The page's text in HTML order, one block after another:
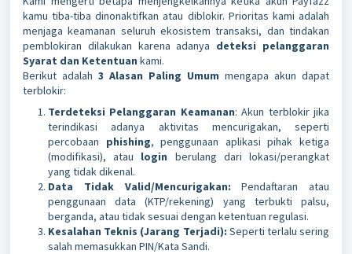
kamu tiba-tiba dinonaktifkan atau diblokir. Prioritas kami adalah
menjaga keamanan seluruh ekosistem transaksi, dan tindakan
pemblokiran dilakukan karena adanya deteksi pelanggaran
Syarat dan Ketentuan kami.
Berikut adalah 3 Alasan Paling Umum mengapa akun dapat
terblokir:
Terdeteksi Pelanggaran Keamanan: Akun terblokir jika
terindikasi adanya aktivitas mencurigakan, seperti
percobaan phishing, penggunaan aplikasi pihak ketiga
(modifikasi), atau login berulang dari lokasi/perangkat
yang tidak dikenal.
Data Tidak Valid/Mencurigakan: Pendaftaran atau
penggunaan data (KTP/rekening) yang terbukti palsu,
berganda, atau tidak sesuai dengan ketentuan regulasi.
Kesalahan Teknis (Jarang Terjadi): Seperti terlalu sering
salah memasukkan PIN/Kata Sandi.